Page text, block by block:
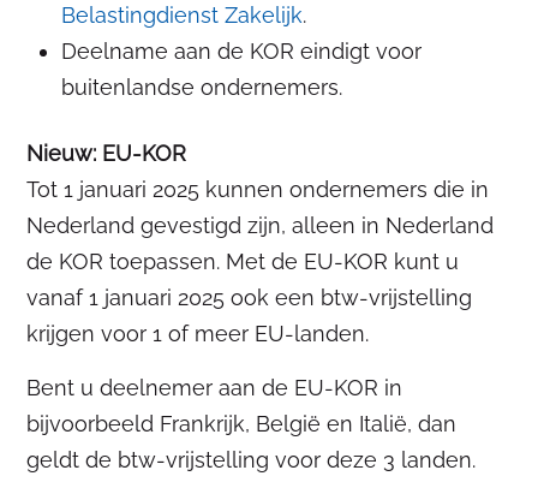
Belastingdienst Zakelijk.
Deelname aan de KOR eindigt voor
buitenlandse ondernemers.
Nieuw: EU-KOR
Tot 1 januari 2025 kunnen ondernemers die in
Nederland gevestigd zijn, alleen in Nederland
de KOR toepassen. Met de EU-KOR kunt u
vanaf 1 januari 2025 ook een btw-vrijstelling
krijgen voor 1 of meer EU-landen.
Bent u deelnemer aan de EU-KOR in
bijvoorbeeld Frankrijk, België en Italië, dan
geldt de btw-vrijstelling voor deze 3 landen.